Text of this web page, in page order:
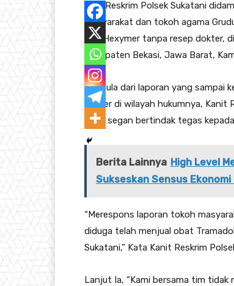
Unit Reskrim Polsek Sukatani
masyarakat dan tokoh agama
dan Hexymer tanpa resep dokter,
Kabupaten Bekasi, Jawa Barat,
Bermula dari laporan yang sampai
dokter di wilayah hukumnya,
tidak segan bertindak tegas
Berita Lainnya High Level
Sukseskan Sensus
“Merespons laporan tokoh
diduga telah menjual obat
Sukatani,” Kata Kanit Reskrim
Lanjut Ia, “Kami bersama tim